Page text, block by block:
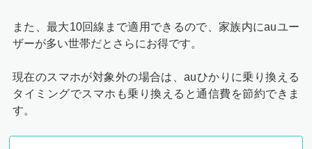
また、最大10回線まで適用できるので、家族内にauユー
ザーが多い世帯だとさらにお得です。
現在のスマホが対象外の場合は、auひかりに乗り換える
タイミングでスマホも乗り換えると通信費を節約できま
す。